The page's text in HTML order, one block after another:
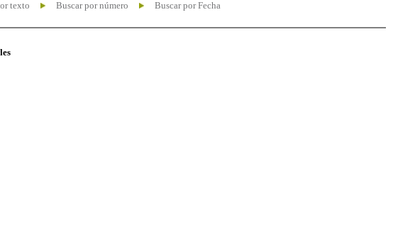
texto Buscar por número Buscar por Fecha